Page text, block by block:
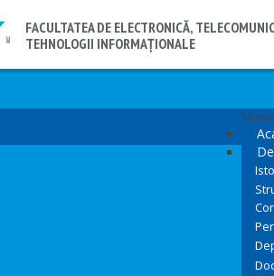
FACULTATEA DE ELECTRONICĂ,
TEHNOLOGII INFORMAȚIONALE
Menu